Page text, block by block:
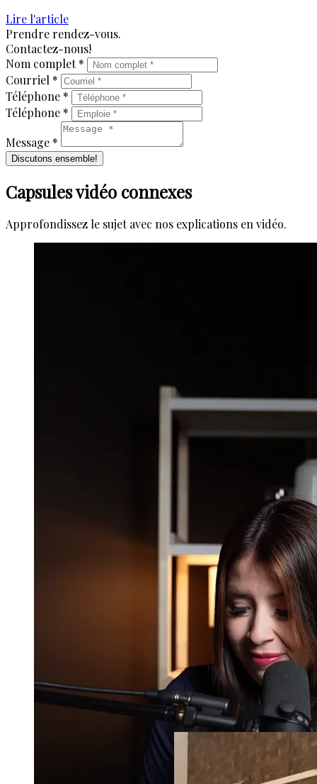
Lire l'article
Prendre rendez-vous.
Contactez-nous!
Nom complet *
Courriel *
Téléphone *
Téléphone *
Message *
Discutons ensemble!
Capsules vidéo connexes
Approfondissez le sujet avec nos explications en vidéo.